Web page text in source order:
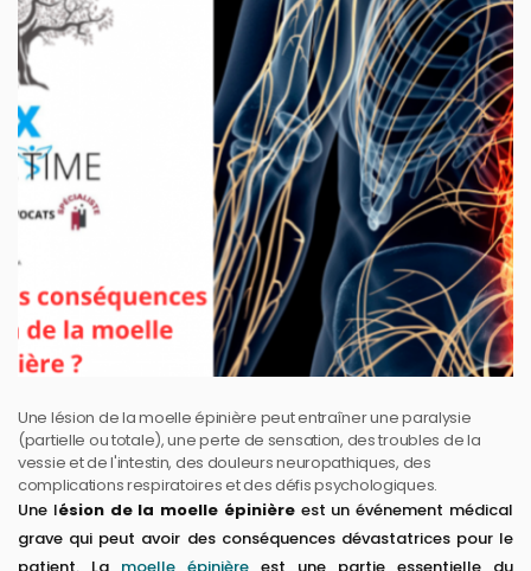
Une lésion de la moelle épinière peut entraîner une paralysie
(partielle ou totale), une perte de sensation, des troubles de la
vessie et de l'intestin, des douleurs neuropathiques, des
complications respiratoires et des défis psychologiques.
Une lésion de la moelle épinièreest un événement médical
grave qui peut avoir des conséquences dévastatrices pour le